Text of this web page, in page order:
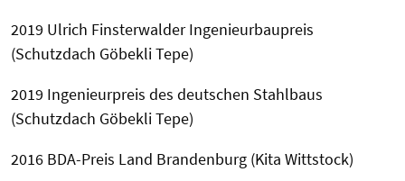
2019 Ulrich Finsterwalder Ingenieurbaupreis
(Schutzdach Göbekli Tepe)
2019 Ingenieurpreis des deutschen Stahlbaus
(Schutzdach Göbekli Tepe)
2016 BDA-Preis Land Brandenburg (Kita Wittstock)